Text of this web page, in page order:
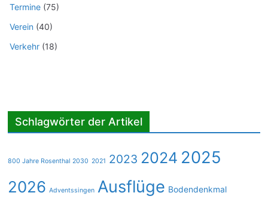
Termine (75)
Verein (40)
Verkehr (18)
Schlagwörter der Artikel
800 Jahre Rosenthal 2030 2021 2023 2024 2025
2026 Adventssingen Ausflüge Bodendenkmal